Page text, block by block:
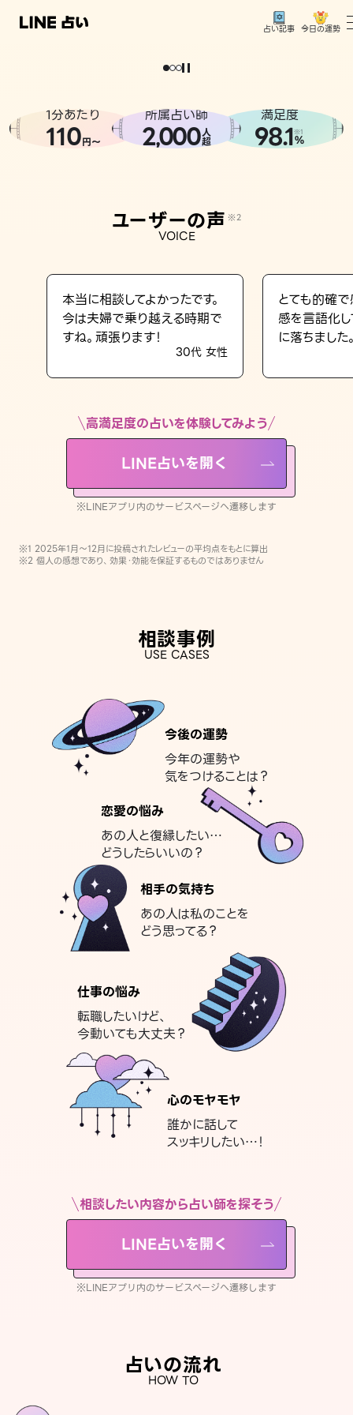
占い記事 今日の運勢
相談事例
LINE占いを開く
※LINEアプリ内のサービスページへ遷移します
どうせなら
。
1分あたり
110円〜
所属占い師
2,000人
超
満足度
98.1※1
%
ユーザーの声 ※2
VOICE
本当に相談してよかったです。
今は夫婦で乗り越える時期で
すね。頑張ります！
30代 女性
とても的確
感を言語化
に落ちました
高満足度の占いを体験してみよう
LINE占いを開く
※LINEアプリ内のサービスページへ遷移します
※1 2025年1月〜12月に投稿されたレビューの平均点をもとに算出
※2 個人の感想であり、効果・効能を保証するものではありません
相談事例
USE CASES
今後の運勢
今年の運勢や
気をつけることは？
恋愛の悩み
あの人と復縁したい…
どうしたらいいの？
相手の気持ち
あの人は私のことを
どう思ってる？
仕事の悩み
転職したいけど、
今動いても大丈夫？
心のモヤモヤ
誰かに話して
スッキリしたい…！
相談したい内容から占い師を探そう
LINE占いを開く
※LINEアプリ内のサービスページへ遷移します
占いの流れ
HOW TO